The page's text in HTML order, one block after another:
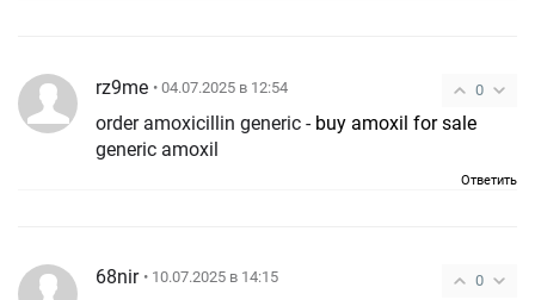
0
rz9me • 04.07.2025 в 12:54
order amoxicillin generic - buy amoxil for sale
generic amoxil
Ответить
0
68nir • 10.07.2025 в 14:15